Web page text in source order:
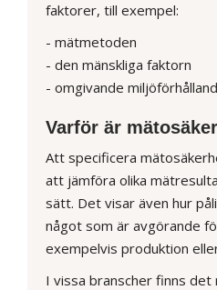
faktorer, till exempel:
- mätmetoden
- den mänskliga faktorn
- omgivande
Varför är
Att specificera
att jämföra olika
sätt. Det visar även hur
något som är avgörande
exempelvis produktion
I vissa branscher finns